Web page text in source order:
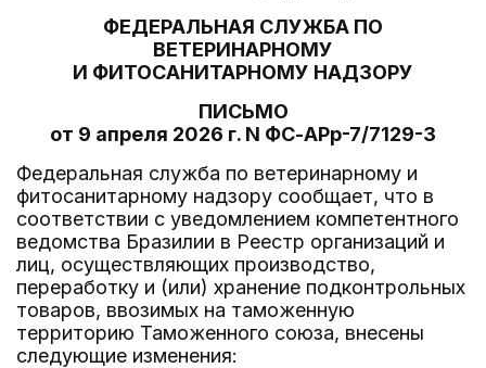
ФЕДЕРАЛЬНАЯ СЛУЖБА ПО
ВЕТЕРИНАРНОМУ
И ФИТОСАНИТАРНОМУ НАДЗОРУ
ПИСЬМО
от 9 апреля 2026 г. N ФС-АРр-7/7129-3
Федеральная служба по ветеринарному и
фитосанитарному надзору сообщает, что в
соответствии с уведомлением компетентного
ведомства Бразилии в Реестр организаций и
лиц, осуществляющих производство,
переработку и (или) хранение подконтрольных
товаров, ввозимых на таможенную
территорию Таможенного союза, внесены
следующие изменения: